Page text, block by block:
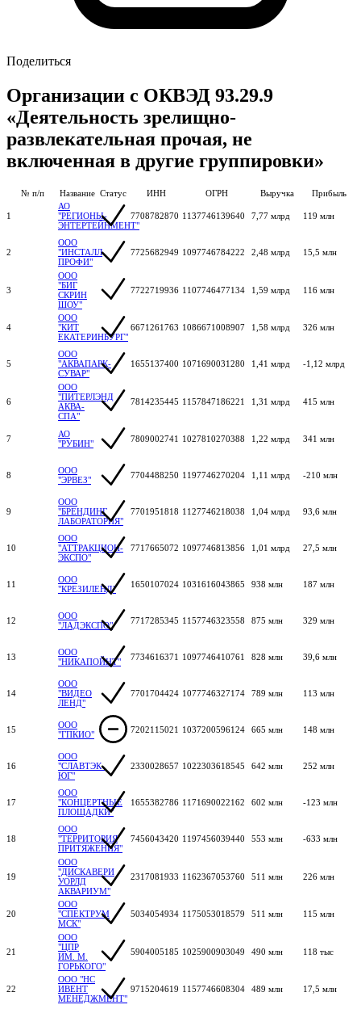
Поделиться
Организации с ОКВЭД 93.29.9
«Деятельность зрелищно-
развлекательная прочая, не
включенная в другие группировки»
№ п/п Название Статус ИНН ОГРН Выручка Прибыль
1
АО
"РЕГИОНЫ-
ЭНТЕРТЕЙНМЕНТ"
7708782870 1137746139640 7,77 млрд 119 млн
2
ООО
"ИНСТАЛЛ
ПРОФИ"
7725682949 1097746784222 2,48 млрд 15,5 млн
3
ООО
"БИГ
СКРИН
ШОУ"
7722719936 1107746477134 1,59 млрд 116 млн
4
ООО
"КИТ
ЕКАТЕРИНБУРГ"
6671261763 1086671008907 1,58 млрд 326 млн
5
ООО
"АКВАПАРК-
СУВАР"
1655137400 1071690031280 1,41 млрд -1,12 млрд
6
ООО
"ПИТЕРЛЭНД
АКВА-
СПА"
7814235445 1157847186221 1,31 млрд 415 млн
7
АО
"РУБИН"
7809002741 1027810270388 1,22 млрд 341 млн
8
ООО
"ЭРВЕЗ"
7704488250 1197746270204 1,11 млрд -210 млн
9
ООО
"БРЕНДИНГ
ЛАБОРАТОРИЯ"
7701951818 1127746218038 1,04 млрд 93,6 млн
10
ООО
"АТТРАКЦИОН-
ЭКСПО"
7717665072 1097746813856 1,01 млрд 27,5 млн
11
ООО
"КРЕЗИЛЕНД"
1650107024 1031616043865 938 млн 187 млн
12
ООО
"ЛАДЭКСПО"
7717285345 1157746323558 875 млн 329 млн
13
ООО
"НИКАПОЙНТ"
7734616371 1097746410761 828 млн 39,6 млн
14
ООО
"ВИДЕО
ЛЕНД"
7701704424 1077746327174 789 млн 113 млн
15
ООО
"ГПКИО"
7202115021 1037200596124 665 млн 148 млн
16
ООО
"СЛАВТЭК-
ЮГ"
2330028657 1022303618545 642 млн 252 млн
17
ООО
"КОНЦЕРТНЫЕ
ПЛОЩАДКИ"
1655382786 1171690022162 602 млн -123 млн
18
ООО
"ТЕРРИТОРИЯ
ПРИТЯЖЕНИЯ"
7456043420 1197456039440 553 млн -633 млн
19
ООО
"ДИСКАВЕРИ
УОРЛД
АКВАРИУМ"
2317081933 1162367053760 511 млн 226 млн
20
ООО
"СПЕКТРУМ
МСК"
5034054934 1175053018579 511 млн 115 млн
21
ООО
"ЦПР
ИМ. М.
ГОРЬКОГО"
5904005185 1025900903049 490 млн 118 тыс
22
ООО "НС
ИВЕНТ
МЕНЕДЖМЕНТ"
9715204619 1157746608304 489 млн 17,5 млн